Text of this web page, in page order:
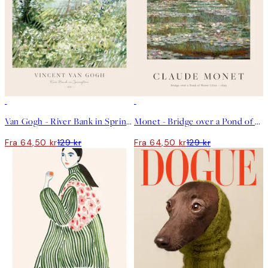
Van Gogh - River Bank in Springtime Plakat
Fra 64,50 kr129 kr
Monet - Bridge over a Pond of Water Lilies Plakat
Fra 64,50 kr129 kr